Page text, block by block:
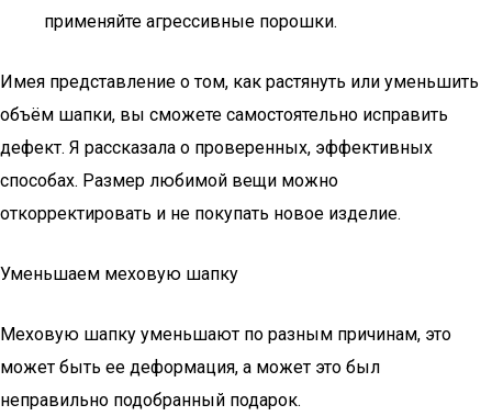
применяйте агрессивные порошки.
Имея представление о том, как растянуть или уменьшить
объём шапки, вы сможете самостоятельно исправить
дефект. Я рассказала о проверенных, эффективных
способах. Размер любимой вещи можно
откорректировать и не покупать новое изделие.
Уменьшаем меховую шапку
Меховую шапку уменьшают по разным причинам, это
может быть ее деформация, а может это был
неправильно подобранный подарок.